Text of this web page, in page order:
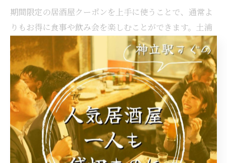
期間限定の居酒屋クーポンを上手に使うことで、通常よ
りもお得に食事や飲み会を楽しむことができます。土浦
市の居酒屋では、公式サイトやグルメポータルサイト、
地域情報誌などで配布されるクーポンを活用するのが主
流です。たとえば、「コース料金10％オフ」「飲み放題
延長」「デザートサービス」など、内容は多岐にわたり
ます。
クーポンを利用する際のポイントは、有効期限や利用条
件をしっかり確認することです。中には「他の割引との
併用不可」や「前日までの予約が必要」といった条件が